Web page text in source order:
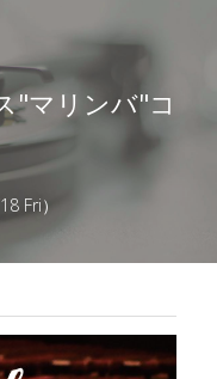
"マリンバ"コ
Fri）